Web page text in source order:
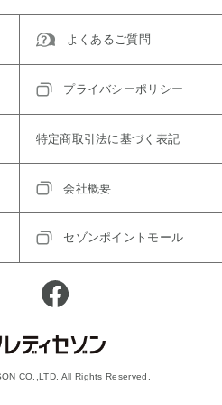
よくあるご質問
プライバシーポリシー
特定商取引法に基づく表記
会社概要
セゾンポイントモール
CO.,LTD. All Rights Reserved.